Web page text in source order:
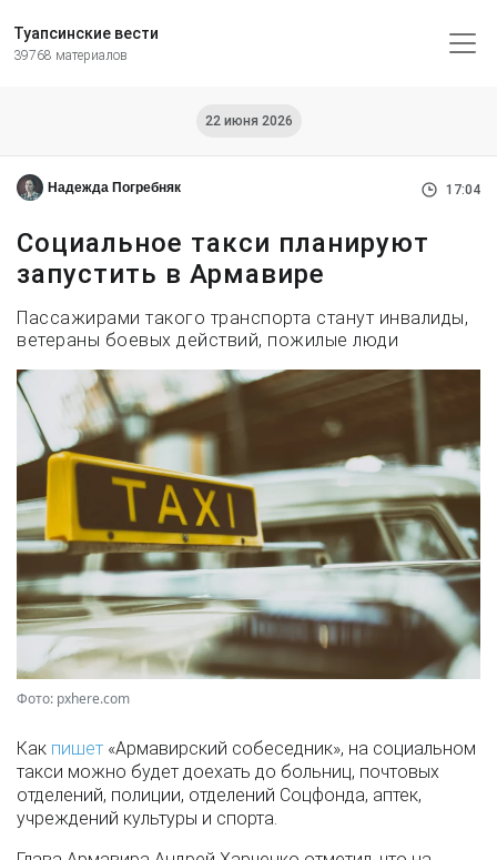
Туапсинские вести
39768 материалов
22 июня 2026
Надежда Погребняк 17:04
Социальное такси планируют
запустить в Армавире
Пассажирами такого транспорта станут инвалиды,
ветераны боевых действий, пожилые люди
Фото: pxhere.com
Как пишет «Армавирский собеседник», на социальном
такси можно будет доехать до больниц, почтовых
отделений, полиции, отделений Соцфонда, аптек,
учреждений культуры и спорта.